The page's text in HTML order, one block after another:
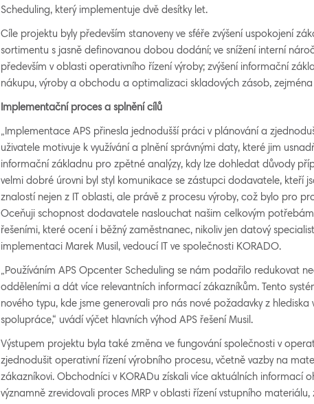
Scheduling, který implementuje dvě desítky let.
Cíle projektu byly především stanoveny ve sféře zvýšení uspokojení
sortimentu s jasně definovanou dobou dodání; ve snížení interní
především v oblasti operativního řízení výroby; zvýšení informační
nákupu, výroby a obchodu a optimalizaci skladových zásob,
Implementační proces a splnění cílů
„Implementace APS přinesla jednodušší práci v plánování a
uživatele motivuje k využívání a plnění správnými daty, které jim
informační základnu pro zpětné analýzy, kdy lze dohledat důvody
velmi dobré úrovni byl styl komunikace se zástupci dodavatele, kteří
znalostí nejen z IT oblasti, ale právě z procesu výroby, což bylo pro
Oceňuji schopnost dodavatele naslouchat našim celkovým
řešeními, které ocení i běžný zaměstnanec, nikoliv jen datový
implementaci Marek Musil, vedoucí IT ve společnosti KORADO.
„Používáním APS Opcenter Scheduling se nám podařilo redukovat
odděleními a dát více relevantních informací zákazníkům. Tento
nového typu, kde jsme generovali pro nás nové požadavky z hlediska
spolupráce,“ uvádí výčet hlavních výhod APS řešení Musil.
Výstupem projektu byla také změna ve fungování společnosti v
zjednodušit operativní řízení výrobního procesu, včetně vazby na
zákazníkovi. Obchodníci v KORADu získali více aktuálních informací
významně zrevidovali proces MRP v oblasti řízení vstupního